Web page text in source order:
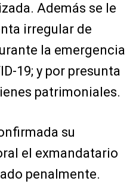
Además se le
irregular de
la emergencia
19; y por presunta
patrimoniales.
su
el exmandatario
penalmente.